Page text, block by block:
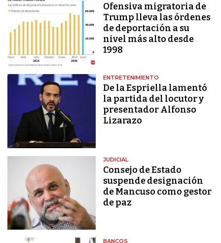
Ofensiva migratoria de
Trump lleva las órdenes
de deportación a su
nivel más alto desde
1998
ENTRETENIMIENTO
De la Espriella lamentó
la partida del locutor y
presentador Alfonso
Lizarazo
JUDICIAL
Consejo de Estado
suspende designación
de Mancuso como gestor
de paz
BANCOS